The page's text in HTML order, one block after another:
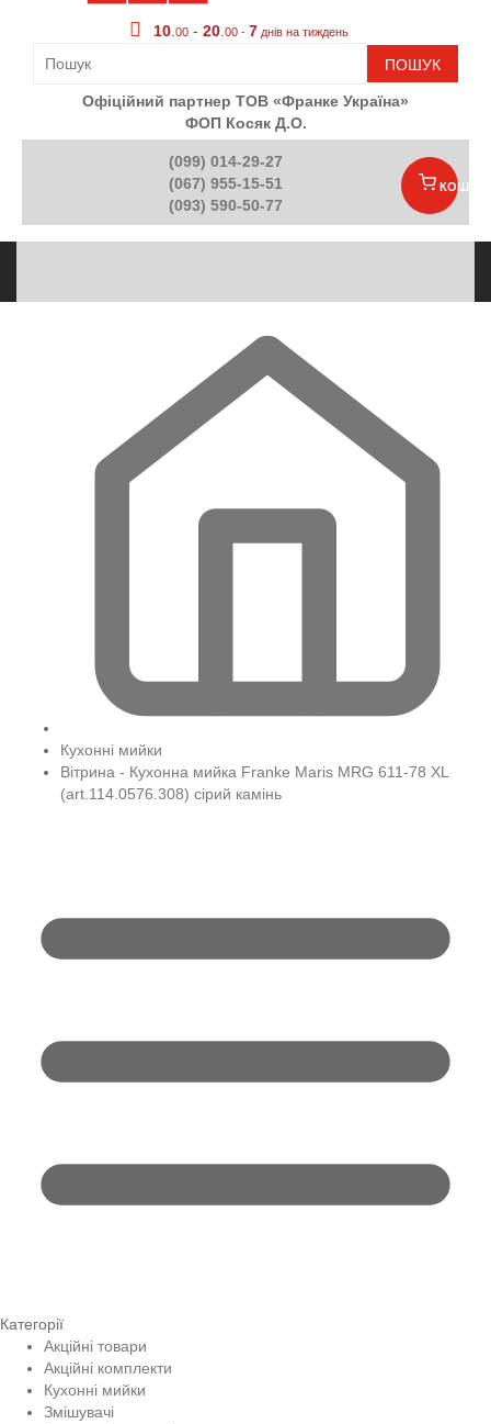
10 00 - 20 00 - 7 днів на тиждень
ПОШУК
Офіційний партнер ТОВ «Франке Україна»
ФОП Косяк Д.О.
(099) 014-29-27
(067) 955-15-51
(093) 590-50-77
КОШИК
Кухонні мийки
Вітрина - Кухонна мийка Franke Maris MRG 611-78 XL
(art.114.0576.308) сірий камінь
Категорії
Акційні товари
Акційні комплекти
Кухонні мийки
Змішувачі